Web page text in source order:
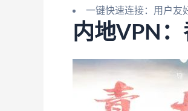
一键快速连接：用户友
内地VPN